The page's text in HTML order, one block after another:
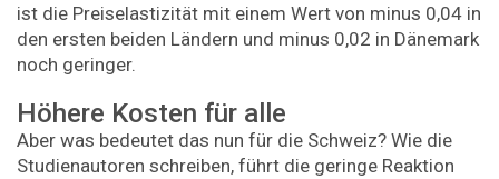
ist die Preiselastizität mit einem Wert von minus 0,04 in
den ersten beiden Ländern und minus 0,02 in Dänemark
noch geringer.
Höhere Kosten für alle
Aber was bedeutet das nun für die Schweiz? Wie die
Studienautoren schreiben, führt die geringe Reaktion